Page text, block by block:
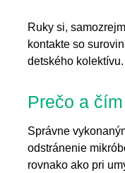
Ruky si,
kontakte so
detského kolektívu.
Prečo a
Správne
odstránenie
rovnako ako pri